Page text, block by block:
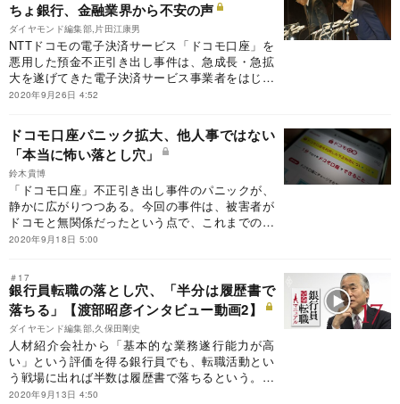
ちょ銀行、金融業界から不安の声
ダイヤモンド編集部,片田江康男
NTTドコモの電子決済サービス「ドコモ口座」を
悪用した預金不正引き出し事件は、急成長・急拡
大を遂げてきた電子決済サービス事業者をはじめ
とした関連企業に強烈な逆風をもたらした。その
最大規模の顧客基盤を抱えるゆうちょ銀行のセキ
ュリティーに対する姿勢を、不安視する声が漏れ
ている。
2020年9月26日 4:52
ドコモ口座パニック拡大、他人事ではない
「本当に怖い落とし穴」
鈴木貴博
「ドコモ口座」不正引き出し事件のパニックが、
静かに広がりつつある。今回の事件は、被害者が
ドコモと無関係だったという点で、これまでのサ
イバー犯罪とは異なる。なぜこんな事件に巻き込
2020年9月18日 5:00
＃17
銀行員転職の落とし穴、「半分は履歴書で
落ちる」【渡部昭彦インタビュー動画2】
ダイヤモンド編集部,久保田剛史
人材紹介会社から「基本的な業務遂行能力が高
い」という評価を得る銀行員でも、転職活動とい
う戦場に出れば半数は履歴書で落ちるという。あ
またの転職する銀行員を見てきた渡部昭彦氏が、
2020年9月13日 4:50